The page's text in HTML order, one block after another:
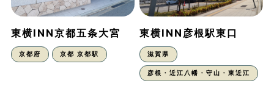
東横INN京都五条大宮
京都府 京都 京都駅
東横INN彦根駅東口
滋賀県
彦根・近江八幡・守山・東近江